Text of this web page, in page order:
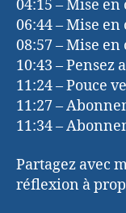
04:15 – Mise
06:44 – Mise
08:57 – Mise
10:43 –
11:24 – Pouce
11:27 –
11:34 –
Partagez avec
réflexion à